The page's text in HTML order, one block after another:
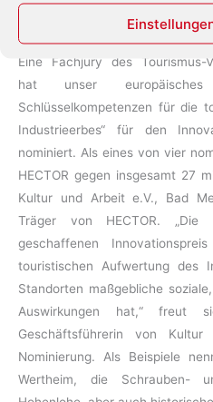
September 25, 2023/
Kulturtourismus,
Eine Fachjury des Tourismus-
hat unser
Schlüsselkompetenzen für die
Industrieerbes“ für den
nominiert. Als eines von vier
HECTOR gegen insgesamt 27
Kultur und Arbeit e.V., Bad
Träger von HECTOR.
geschaffenen
touristischen Aufwertung des
Standorten maßgebliche
Auswirkungen hat,“ freut
Geschäftsführerin von
Nominierung. Als Beispiele
Wertheim, die Schrauben-